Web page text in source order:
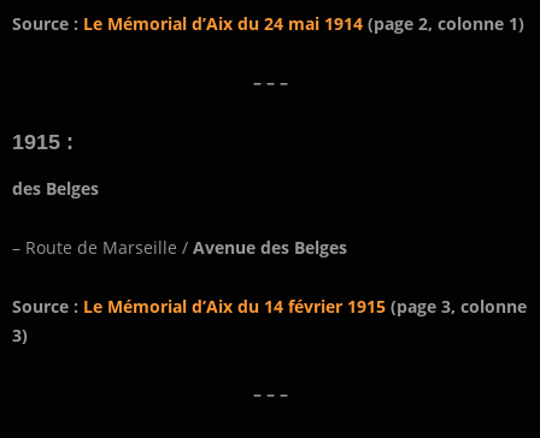
Source : Le Mémorial d’Aix du 24 mai 1914 (page 2, colonne 1)
– – –
1915 :
des Belges
– Route de Marseille / Avenue des Belges
Source : Le Mémorial d’Aix du 14 février 1915 (page 3, colonne
3)
– – –